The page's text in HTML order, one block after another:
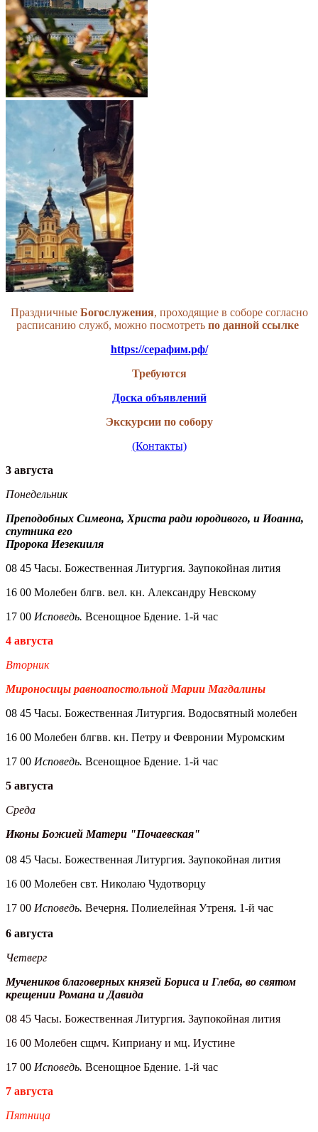
ПраздничныеБогослужения, проходящие в соборе согласно
расписанию служб, можно посмотреть по данной ссылке
https://серафим.рф/
Требуются
Доска объявлений
Экскурсии по собору
(Контакты)
3 августа
Понедельник
Преподобных Симеона, Христа ради юродивого, и Иоанна,
спутника его
Пророка Иезекииля
08 45 Часы. Божественная Литургия. Заупокойная лития
16 00 Молебен блгв. вел. кн. Александру Невскому
17 00 Исповедь. Всенощное Бдение. 1-й час
4 августа
Вторник
Мироносицы равноапостольной Марии Магдалины
08 45 Часы. Божественная Литургия. Водосвятный молебен
16 00 Молебен блгвв. кн. Петру и Февронии Муромским
17 00 Исповедь. Всенощное Бдение. 1-й час
5 августа
Среда
Иконы Божией Матери "Почаевская"
08 45 Часы. Божественная Литургия. Заупокойная лития
16 00 Молебен свт. Николаю Чудотворцу
17 00 Исповедь. Вечерня. Полиелейная Утреня. 1-й час
6 августа
Четверг
Мучеников благоверных князей Бориса и Глеба, во святом
крещении Романа и Давида
08 45 Часы. Божественная Литургия. Заупокойная лития
16 00 Молебен сщмч. Киприану и мц. Иустине
17 00 Исповедь. Всенощное Бдение. 1-й час
7 августа
Пятница